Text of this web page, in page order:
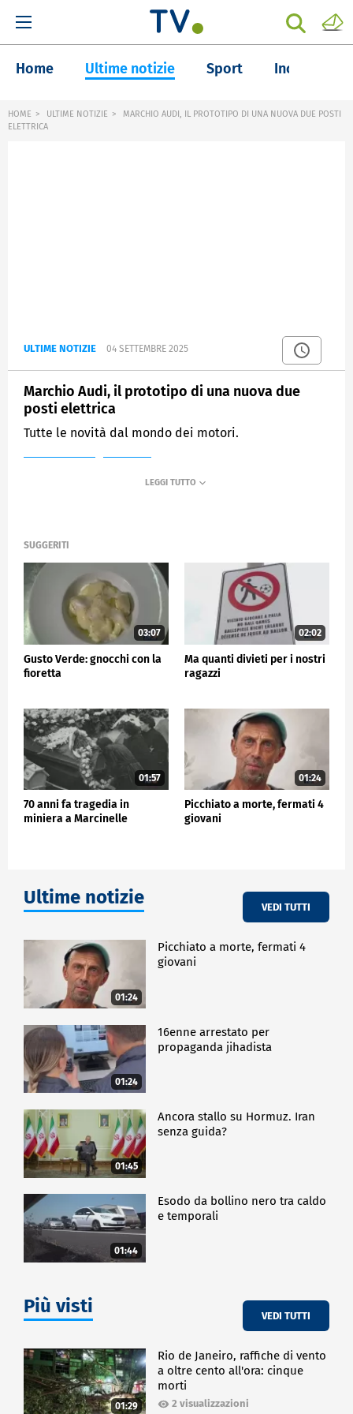
Home Ultime notizie Sport Inchieste
HOME ULTIME NOTIZIE
MARCHIO AUDI, IL PROTOTIPO DI UNA NUOVA DUE POSTI
ELETTRICA
ULTIME NOTIZIE 04 SETTEMBRE 2025
Marchio Audi, il prototipo di una nuova due
posti elettrica
Tutte le novità dal mondo dei motori.
SUGGERITI
03:07
Gusto Verde: gnocchi con la
fioretta
02:02
Ma quanti divieti per i nostri
ragazzi
01:57
70 anni fa tragedia in
miniera a Marcinelle
01:24
Picchiato a morte, fermati 4
giovani
Ultime notizie VEDI TUTTI
01:24
Picchiato a morte, fermati 4
giovani
01:24
16enne arrestato per
propaganda jihadista
01:45
Ancora stallo su Hormuz. Iran
senza guida?
01:44
Esodo da bollino nero tra caldo
e temporali
Più visti VEDI TUTTI
01:29
Rio de Janeiro, raffiche di vento
a oltre cento all'ora: cinque
morti
2 visualizzazioni